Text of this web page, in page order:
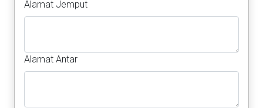
Alamat Jemput
Alamat Antar